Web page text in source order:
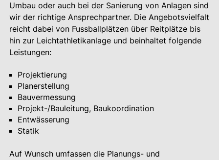
Umbau oder auch bei der Sanierung von Anlagen sind
wir der richtige Ansprechpartner. Die Angebotsvielfalt
reicht dabei von Fussballplätzen über Reitplätze bis
hin zur Leichtathletikanlage und beinhaltet folgende
Leistungen:
Projektierung
Planerstellung
Bauvermessung
Projekt-/Bauleitung, Baukoordination
Entwässerung
Statik
Auf Wunsch umfassen die Planungs- und